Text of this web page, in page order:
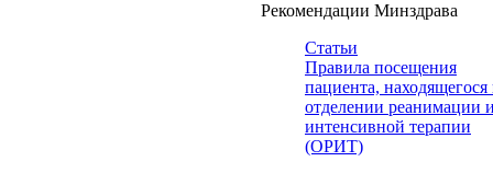
Рекомендации Минздрава
Статьи
Правила посещения
пациента, находящегося
отделении реанимации и
интенсивной терапии
(ОРИТ)